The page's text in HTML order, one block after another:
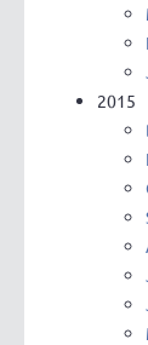
2015